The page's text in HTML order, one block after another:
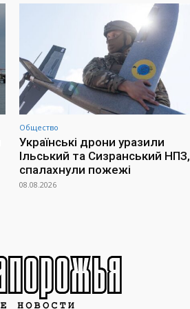
Общество
Українські дрони уразили
Ільський та Сизранський НПЗ,
спалахнули пожежі
08.08.2026